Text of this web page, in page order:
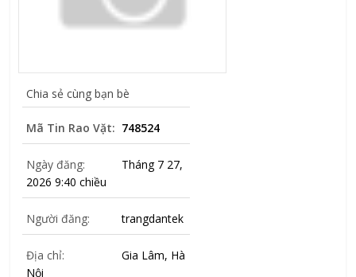
Chia sẻ cùng bạn bè
Mã Tin Rao Vặt: 748524
Ngày đăng:
Tháng 7 27,
2026 9:40 chiều
Người đăng: trangdantek
Địa chỉ:
Gia Lâm, Hà
Nội